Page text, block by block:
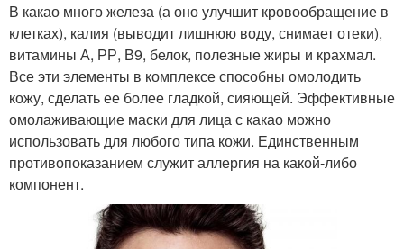
В какао много железа (а оно улучшит кровообращение в
клетках), калия (выводит лишнюю воду, снимает отеки),
витамины А, РР, В9, белок, полезные жиры и крахмал.
Все эти элементы в комплексе способны омолодить
кожу, сделать ее более гладкой, сияющей. Эффективные
омолаживающие маски для лица с какао можно
использовать для любого типа кожи. Единственным
противопоказанием служит аллергия на какой-либо
компонент.